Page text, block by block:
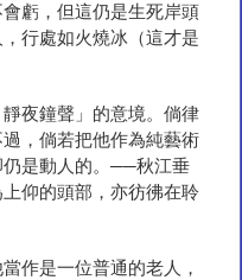
虧，但這仍是生死岸頭
行處如火燒冰（這才是
夜鐘聲」的意境。倘律
，倘若把他作為純藝術
是動人的。──秋江垂
仰的頭部，亦彷彿在聆
作是一位普通的老人，